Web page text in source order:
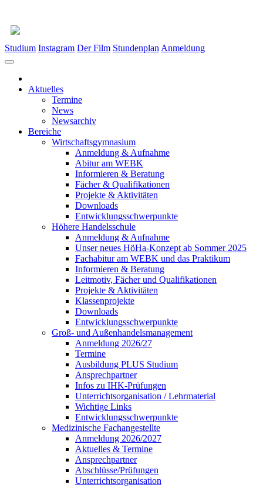
Studium Instagram Der Film Stundenplan Anmeldung
Aktuelles
Termine
News
Newsarchiv
Bereiche
Wirtschaftsgymnasium
Anmeldung & Aufnahme
Abitur am WEBK
Informieren & Beratung
Fächer & Qualifikationen
Projekte & Aktivitäten
Downloads
Entwicklungsschwerpunkte
Höhere Handelsschule
Anmeldung & Aufnahme
Unser neues HöHa-Konzept ab Sommer 2025
Fachabitur am WEBK und das Praktikum
Informieren & Beratung
Leitmotiv, Fächer und Qualifikationen
Projekte & Aktivitäten
Klassenprojekte
Downloads
Entwicklungsschwerpunkte
Groß- und Außenhandelsmanagement
Anmeldung 2026/27
Termine
Ausbildung PLUS Studium
Ansprechpartner
Infos zu IHK-Prüfungen
Unterrichtsorganisation / Lehrmaterial
Wichtige Links
Entwicklungsschwerpunkte
Medizinische Fachangestellte
Anmeldung 2026/2027
Aktuelles & Termine
Ansprechpartner
Abschlüsse/Prüfungen
Unterrichtsorganisation